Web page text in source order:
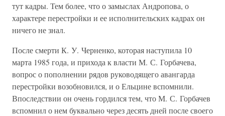
тут кадры. Тем более, что о замыслах Андропова, о
характере перестройки и ее исполнительских кадрах он
ничего не знал.
После смерти К. У. Черненко, которая наступила 10
марта 1985 года, и прихода к власти М. С. Горбачева,
вопрос о пополнении рядов руководящего авангарда
перестройки возобновился, и о Ельцине вспомнили.
Впоследствии он очень гордился тем, что М. С. Горбачев
вспомнил о нем буквально через десять дней после своего